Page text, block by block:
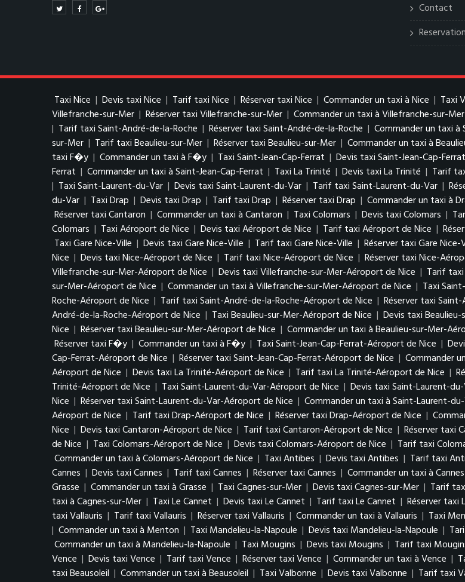
Contact
Reservation
Taxi Nice | Devis taxi Nice | Tarif taxi Nice | Réserver taxi Nice | Commander un taxi à Nice | Taxi
Villefranche-sur-Mer | Réserver taxi Villefranche-sur-Mer | Commander un taxi à Villefranche-sur-Mer
| Tarif taxi Saint-André-de-la-Roche | Réserver taxi Saint-André-de-la-Roche | Commander un taxi à
sur-Mer | Tarif taxi Beaulieu-sur-Mer | Réserver taxi Beaulieu-sur-Mer | Commander un taxi à
taxi F�y | Commander un taxi à F�y | Taxi Saint-Jean-Cap-Ferrat | Devis taxi Saint-Jean-Cap-Ferrat
Ferrat | Commander un taxi à Saint-Jean-Cap-Ferrat | Taxi La Trinité | Devis taxi La Trinité | Tarif
| Taxi Saint-Laurent-du-Var | Devis taxi Saint-Laurent-du-Var | Tarif taxi Saint-Laurent-du-Var |
du-Var | Taxi Drap | Devis taxi Drap | Tarif taxi Drap | Réserver taxi Drap | Commander un taxi à
Réserver taxi Cantaron | Commander un taxi à Cantaron | Taxi Colomars | Devis taxi Colomars |
Colomars | Taxi Aéroport de Nice | Devis taxi Aéroport de Nice | Tarif taxi Aéroport de Nice |
Taxi Gare Nice-Ville | Devis taxi Gare Nice-Ville | Tarif taxi Gare Nice-Ville | Réserver taxi Gare Nice-
Nice | Devis taxi Nice-Aéroport de Nice | Tarif taxi Nice-Aéroport de Nice | Réserver taxi Nice-
Villefranche-sur-Mer-Aéroport de Nice | Devis taxi Villefranche-sur-Mer-Aéroport de Nice | Tarif
sur-Mer-Aéroport de Nice | Commander un taxi à Villefranche-sur-Mer-Aéroport de Nice | Taxi
Roche-Aéroport de Nice | Tarif taxi Saint-André-de-la-Roche-Aéroport de Nice | Réserver taxi
André-de-la-Roche-Aéroport de Nice | Taxi Beaulieu-sur-Mer-Aéroport de Nice | Devis taxi
Nice | Réserver taxi Beaulieu-sur-Mer-Aéroport de Nice | Commander un taxi à Beaulieu-sur-Mer-
Réserver taxi F�y | Commander un taxi à F�y | Taxi Saint-Jean-Cap-Ferrat-Aéroport de Nice |
Cap-Ferrat-Aéroport de Nice | Réserver taxi Saint-Jean-Cap-Ferrat-Aéroport de Nice | Commander
Aéroport de Nice | Devis taxi La Trinité-Aéroport de Nice | Tarif taxi La Trinité-Aéroport de Nice |
Trinité-Aéroport de Nice | Taxi Saint-Laurent-du-Var-Aéroport de Nice | Devis taxi Saint-Laurent-
Nice | Réserver taxi Saint-Laurent-du-Var-Aéroport de Nice | Commander un taxi à Saint-Laurent-
Aéroport de Nice | Tarif taxi Drap-Aéroport de Nice | Réserver taxi Drap-Aéroport de Nice |
Nice | Devis taxi Cantaron-Aéroport de Nice | Tarif taxi Cantaron-Aéroport de Nice | Réserver taxi
de Nice | Taxi Colomars-Aéroport de Nice | Devis taxi Colomars-Aéroport de Nice | Tarif taxi
Commander un taxi à Colomars-Aéroport de Nice | Taxi Antibes | Devis taxi Antibes | Tarif taxi
Cannes | Devis taxi Cannes | Tarif taxi Cannes | Réserver taxi Cannes | Commander un taxi à Cannes
Grasse | Commander un taxi à Grasse | Taxi Cagnes-sur-Mer | Devis taxi Cagnes-sur-Mer | Tarif
taxi à Cagnes-sur-Mer | Taxi Le Cannet | Devis taxi Le Cannet | Tarif taxi Le Cannet | Réserver taxi
taxi Vallauris | Tarif taxi Vallauris | Réserver taxi Vallauris | Commander un taxi à Vallauris | Taxi
| Commander un taxi à Menton | Taxi Mandelieu-la-Napoule | Devis taxi Mandelieu-la-Napoule |
Commander un taxi à Mandelieu-la-Napoule | Taxi Mougins | Devis taxi Mougins | Tarif taxi
Vence | Devis taxi Vence | Tarif taxi Vence | Réserver taxi Vence | Commander un taxi à Vence |
taxi Beausoleil | Commander un taxi à Beausoleil | Taxi Valbonne | Devis taxi Valbonne | Tarif taxi